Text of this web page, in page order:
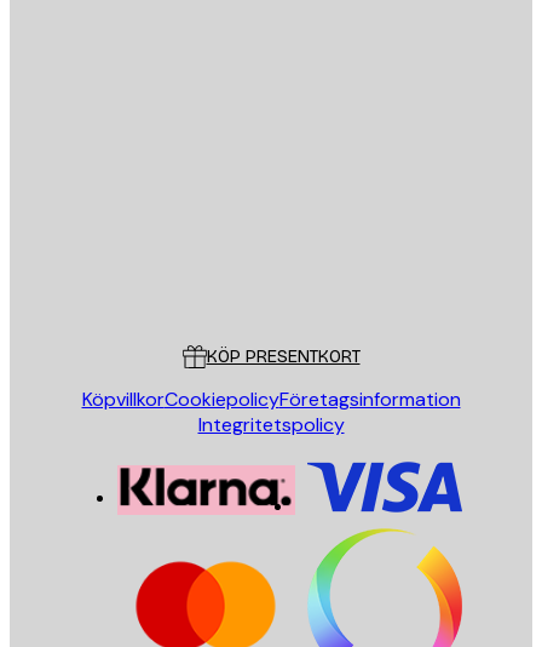
KÖP PRESENTKORT
KöpvillkorCookiepolicyFöretagsinformation
Integritetspolicy